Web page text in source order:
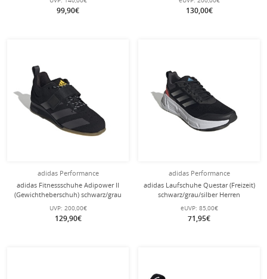
99,90€ 130,00€
adidas Performance
adidas Fitnessschuhe Adipower II
(Gewichtheberschuh) schwarz/grau
Herren
UVP: 200,00€
129,90€
adidas Performance
adidas Laufschuhe Questar (Freizeit)
schwarz/grau/silber Herren
eUVP: 85,00€
71,95€